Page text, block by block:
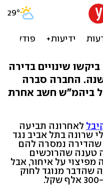
–
שינויים בדירה
החברה סברה
ביהמ"ש חשב אחרת
לאחרונה תביעה
שרונה בתל אביב נגד
שהדירה נמסרה להם
טענה שהרוכשים
על איחור, אבל
שהדבר מנוגד לחוק